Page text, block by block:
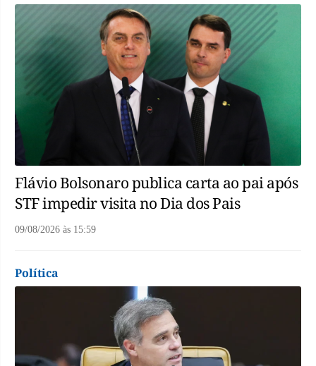
Flávio Bolsonaro publica carta ao pai após
STF impedir visita no Dia dos Pais
09/08/2026 às 15:59
Política